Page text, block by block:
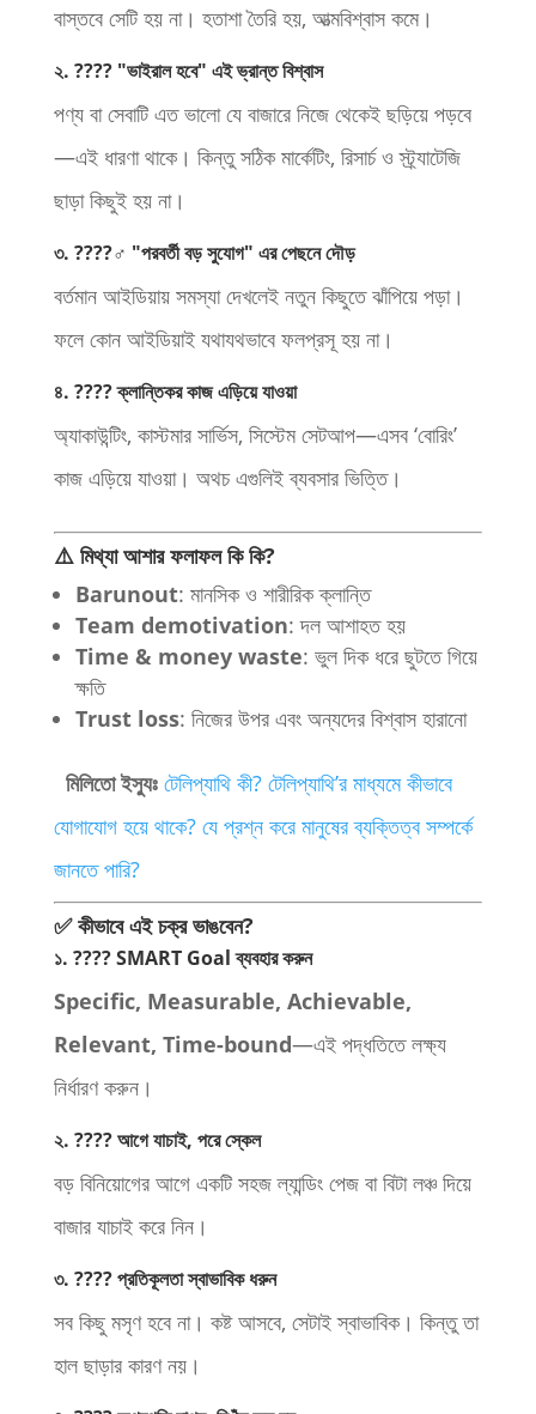
বাস্তবে সেটি হয় না। হতাশা তৈরি হয়, আত্মবিশ্বাস কমে।
২. ???? "ভাইরাল হবে" এই ভ্রান্ত বিশ্বাস
পণ্য বা সেবাটি এত ভালো যে বাজারে নিজে থেকেই ছড়িয়ে পড়বে
—এই ধারণা থাকে। কিন্তু সঠিক মার্কেটিং, রিসার্চ ও স্ট্র্যাটেজি
ছাড়া কিছুই হয় না।
৩. ????‍♂️ "পরবর্তী বড় সুযোগ" এর পেছনে দৌড়
বর্তমান আইডিয়ায় সমস্যা দেখলেই নতুন কিছুতে ঝাঁপিয়ে পড়া।
ফলে কোন আইডিয়াই যথাযথভাবে ফলপ্রসূ হয় না।
৪. ???? ক্লান্তিকর কাজ এড়িয়ে যাওয়া
অ্যাকাউন্টিং, কাস্টমার সার্ভিস, সিস্টেম সেটআপ—এসব ‘বোরিং’
কাজ এড়িয়ে যাওয়া। অথচ এগুলিই ব্যবসার ভিত্তি।
⚠️ মিথ্যা আশার ফলাফল কি কি?
Barunout: মানসিক ও শারীরিক ক্লান্তি
Team demotivation: দল আশাহত হয়
Time & money waste: ভুল দিক ধরে ছুটতে গিয়ে
ক্ষতি
Trust loss: নিজের উপর এবং অন্যদের বিশ্বাস হারানো
মিলিতো ইস্যুঃ টেলিপ্যাথি কী? টেলিপ্যাথি’র মাধ্যমে কীভাবে
যোগাযোগ হয়ে থাকে? যে প্রশ্ন করে মানুষের ব্যক্তিত্ব সম্পর্কে
জানতে পারি?
✅ কীভাবে এই চক্র ভাঙবেন?
১. ???? SMART Goal ব্যবহার করুন
Specific, Measurable, Achievable,
Relevant, Time-bound—এই পদ্ধতিতে লক্ষ্য
নির্ধারণ করুন।
২. ???? আগে যাচাই, পরে স্কেল
বড় বিনিয়োগের আগে একটি সহজ ল্যান্ডিং পেজ বা বিটা লঞ্চ দিয়ে
বাজার যাচাই করে নিন।
৩. ???? প্রতিকূলতা স্বাভাবিক ধরুন
সব কিছু মসৃণ হবে না। কষ্ট আসবে, সেটাই স্বাভাবিক। কিন্তু তা
হাল ছাড়ার কারণ নয়।